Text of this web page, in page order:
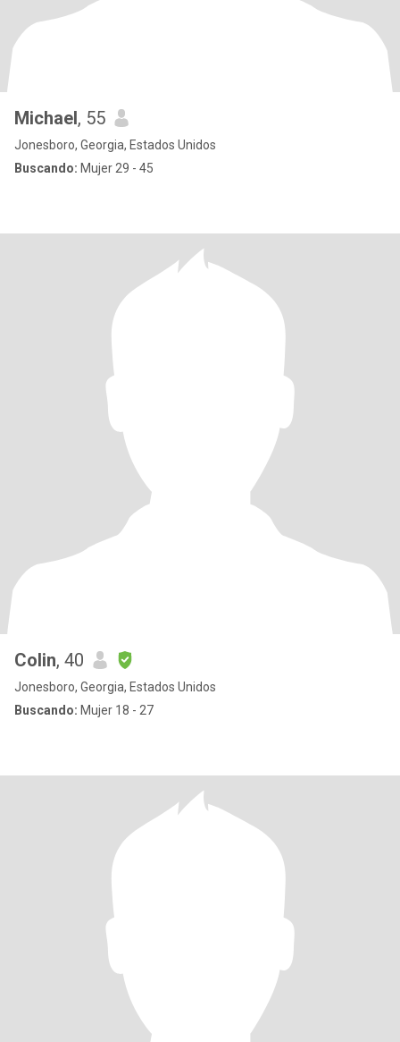
Michael, 55
Jonesboro, Georgia, Estados Unidos
Buscando: Mujer 29 - 45
Colin, 40
Jonesboro, Georgia, Estados Unidos
Buscando: Mujer 18 - 27